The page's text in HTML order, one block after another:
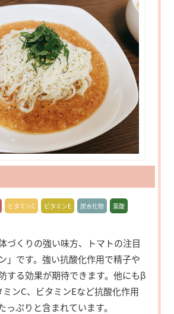
ビタミンC ビタミンE 炭水化物 葉酸
づくりの強い味方、トマトの注目
」です。強い抗酸化作用で精子や
する効果が期待できます。他にもβ
ンC、ビタミンEなど抗酸化作用
っぷりと含まれています。